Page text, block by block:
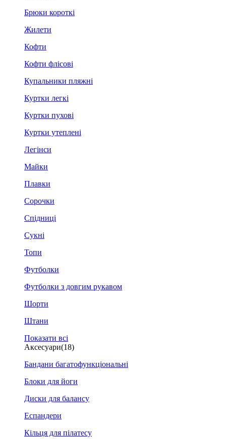
Брюки короткі
Жилети
Кофти
Кофти флісові
Купальники пляжні
Куртки легкі
Куртки пухові
Куртки утеплені
Легінси
Майки
Плавки
Сорочки
Спідниці
Сукні
Топи
Футболки
Футболки з довгим рукавом
Шорти
Штани
Показати всі
Аксесуари(18)
Бандани багатофункціональні
Блоки для йоги
Диски для балансу
Еспандери
Кільця для пілатесу